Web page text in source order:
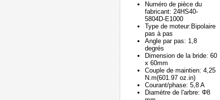
Numéro de pièce du
fabricant: 24HS40-
5804D-E1000
Type de moteur:Bipolaire
pas à pas
Angle par pas: 1,8
degrés
Dimension de la bride: 60
x 60mm
Couple de maintien: 4,25
N.m(601.97 oz.in)
Courant/phase: 5,8 A
Diamètre de l'arbre: Φ8